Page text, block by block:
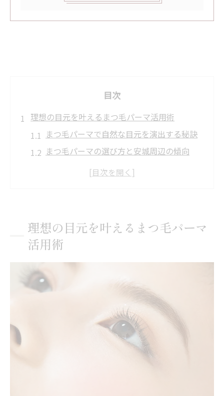
目次
理想の目元を叶えるまつ毛パーマ活用術
まつ毛パーマで自然な目元を演出する秘訣
まつ毛パーマの選び方と安城周辺の傾向
知立や岡崎でも人気のまつ毛パーマの魅力
まつ毛パーマなら自然な仕上がりが叶う理由
まつ毛パーマが叶えるナチュラルな曲線美
知立や西尾でも支持される自然な仕上がり
まつ毛パーマでナチュラルメイクが映える
まつ毛パーマの仕上がりを比較するポイン
理想の目元を叶えるまつ毛パーマ
活用術